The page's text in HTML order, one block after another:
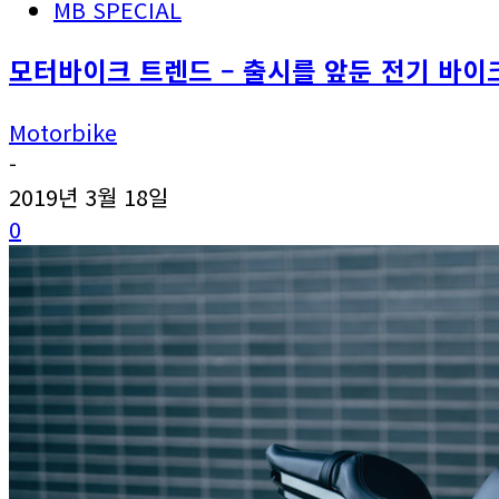
MB SPECIAL
모터바이크 트렌드 – 출시를 앞둔 전기 바이
Motorbike
-
2019년 3월 18일
0